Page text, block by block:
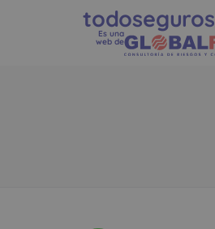
todoseguros
Es una
web de